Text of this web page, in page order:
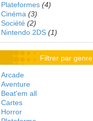
Plateformes (4)
Cinéma (3)
Société (2)
Nintendo 2DS (1)
Filtrer par genre
Arcade
Aventure
Beat'em all
Cartes
Horror